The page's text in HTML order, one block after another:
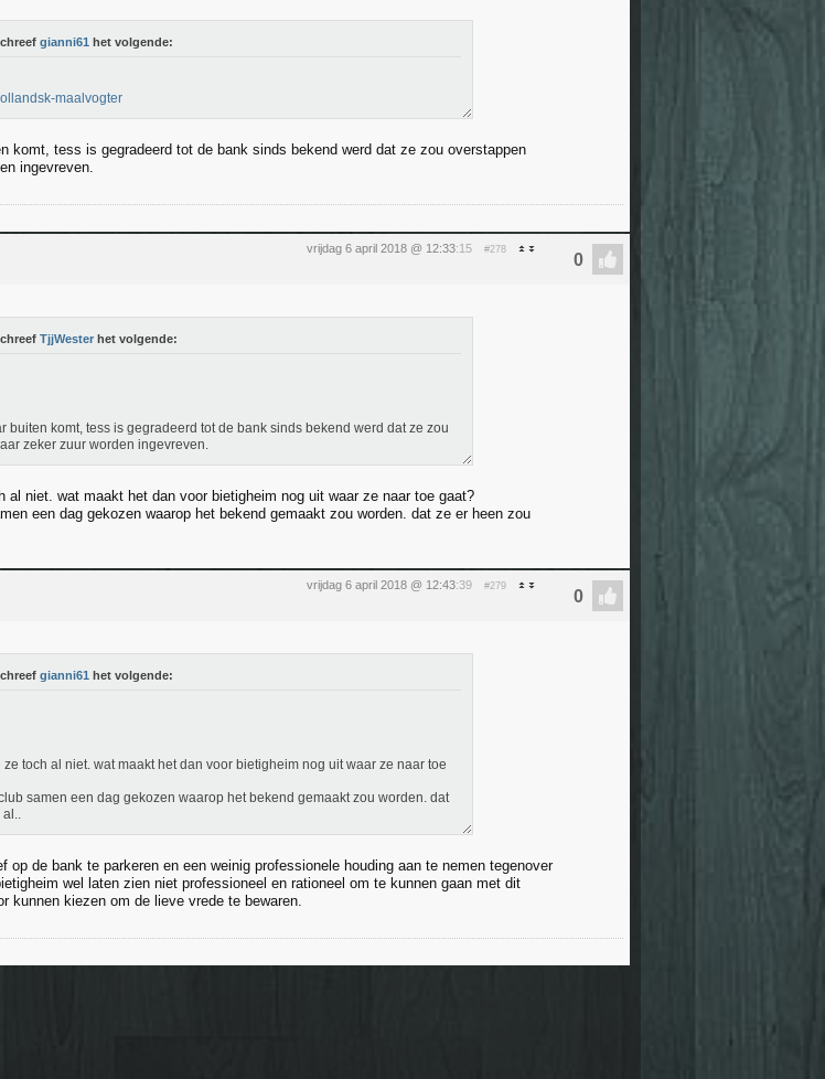
gianni61 het volgende:
maalvogter
komt, tess is gegradeerd tot de bank sinds bekend werd dat ze zou overstappen
ingevreven.
vrijdag 6 april 2018 @ 12:33:15 #278
TjjWester het volgende:
buiten komt, tess is gegradeerd tot de bank sinds bekend werd dat ze zou
zeker zuur worden ingevreven.
al niet. wat maakt het dan voor bietigheim nog uit waar ze naar toe gaat?
een dag gekozen waarop het bekend gemaakt zou worden. dat ze er heen zou
vrijdag 6 april 2018 @ 12:43:39 #279
gianni61 het volgende:
toch al niet. wat maakt het dan voor bietigheim nog uit waar ze naar toe
samen een dag gekozen waarop het bekend gemaakt zou worden. dat
al..
op de bank te parkeren en een weinig professionele houding aan te nemen tegenover
wel laten zien niet professioneel en rationeel om te kunnen gaan met dit
kunnen kiezen om de lieve vrede te bewaren.